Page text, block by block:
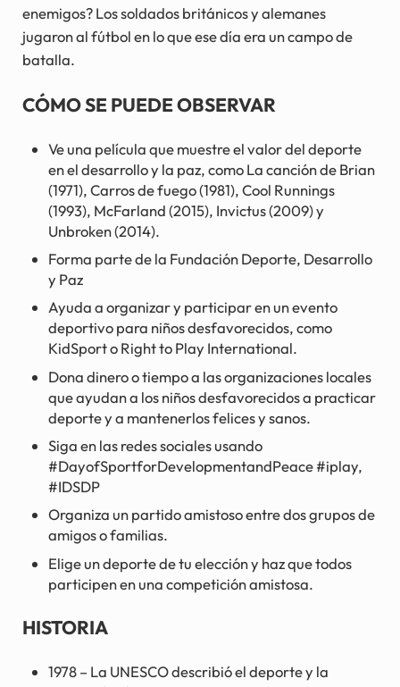
enemigos? Los soldados británicos y alemanes
jugaron al fútbol en lo que ese día era un campo de
batalla.
CÓMO SE PUEDE OBSERVAR
Ve una película que muestre el valor del deporte
en el desarrollo y la paz, como La canción de Brian
(1971), Carros de fuego (1981), Cool Runnings
(1993), McFarland (2015), Invictus (2009) y
Unbroken (2014).
Forma parte de la Fundación Deporte, Desarrollo
y Paz
Ayuda a organizar y participar en un evento
deportivo para niños desfavorecidos, como
KidSport o Right to Play International.
Dona dinero o tiempo a las organizaciones locales
que ayudan a los niños desfavorecidos a practicar
deporte y a mantenerlos felices y sanos.
Siga en las redes sociales usando
#DayofSportforDevelopmentandPeace #iplay,
#IDSDP
Organiza un partido amistoso entre dos grupos de
amigos o familias.
Elige un deporte de tu elección y haz que todos
participen en una competición amistosa.
HISTORIA
1978 – La UNESCO describió el deporte y la